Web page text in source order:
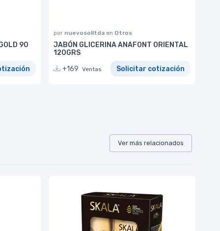
90
por nuevosolltda en Otros
JABÓN GLICERINA ANAFONT ORIENTAL
120GRS
+169 Ventas Solicitar cotización
Ver más relacionados